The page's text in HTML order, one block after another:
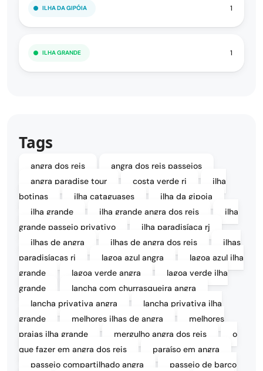
ILHA DA GIPÓIA 1
ILHA GRANDE 1
Tags
angra dos reis
angra dos reis passeios
angra paradise tour
costa verde rj
ilha
botinas
ilha cataguases
ilha da gipoia
ilha grande
ilha grande angra dos reis
ilha
grande passeio privativo
ilha paradisíaca rj
ilhas de angra
ilhas de angra dos reis
ilhas
paradisíacas rj
lagoa azul angra
lagoa azul ilha
grande
lagoa verde angra
lagoa verde ilha
grande
lancha com churrasqueira angra
lancha privativa angra
lancha privativa ilha
grande
melhores ilhas de angra
melhores
praias ilha grande
mergulho angra dos reis
o
que fazer em angra dos reis
paraíso em angra
passeio compartilhado angra
passeio de barco